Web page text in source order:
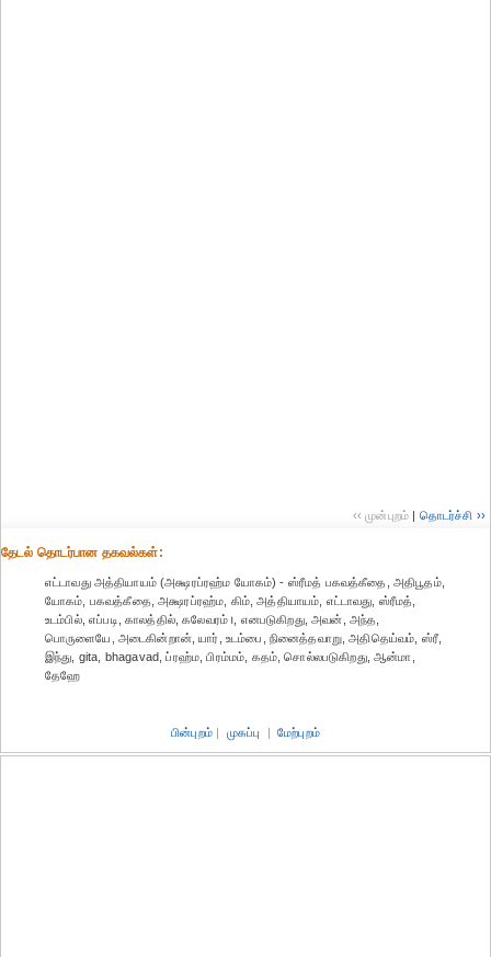
‹‹ முன்புறம் | தொடர்ச்சி ››
தேட‌ல் தொட‌ர்பான தகவ‌ல்க‌ள்:
எட்டாவது அத்தியாயம் (அக்ஷரப்ரஹ்ம யோகம்) - ஸ்ரீமத் பகவத்கீதை, அதிபூதம்,
யோகம், பகவத்கீதை, அக்ஷரப்ரஹ்ம, கிம், அத்தியாயம், எட்டாவது, ஸ்ரீமத்,
உடம்பில், எப்படி, காலத்தில், கலேவரம்।, எனபடுகிறது, அவன், அந்த,
பொருளையே, அடைகின்றான், யார், உடம்பை, நினைத்தவாறு, அதிதெய்வம், ஸ்ரீ,
இந்து, gita, bhagavad, ப்ரஹ்ம, பிரம்மம், கதம், சொல்லபடுகிறது, ஆன்மா,
தேஹே
பின்புறம் | முகப்பு | மேற்புறம்